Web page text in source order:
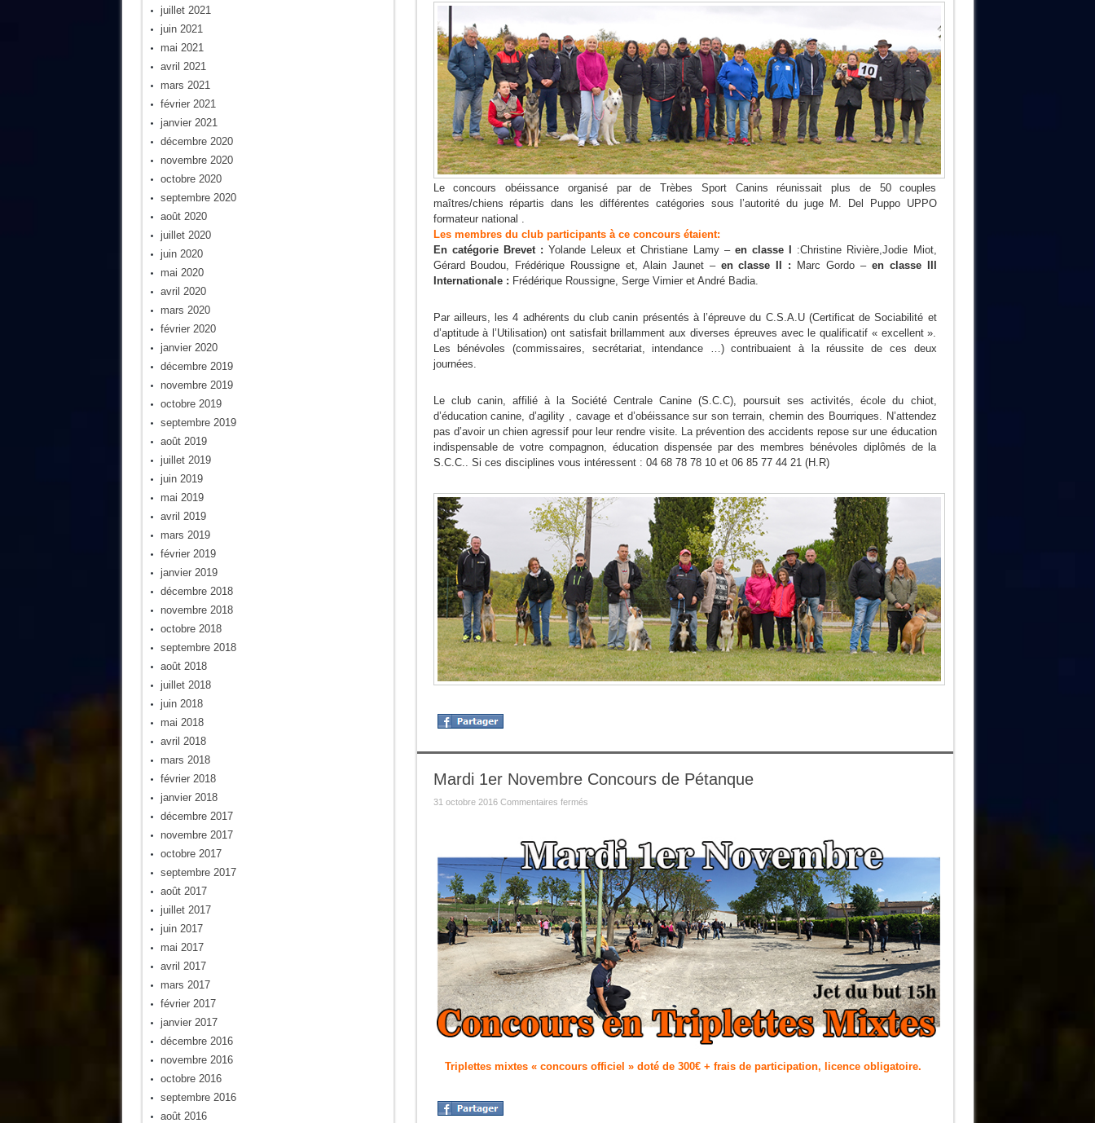
Concours
Le concours obéissance organisé par de Trèbes Sport Canins réunissait plus de 50 couples
maîtres/chiens répartis dans les différentes catégories sous l’autorité du juge M. Del Puppo UPPO
formateur national .
Les membres du club participants à ce concours étaient:
En catégorie Brevet : Yolande Leleux et Christiane Lamy – en classe I
:Christine Rivière,Jodie Miot,
Gérard Boudou, Frédérique Roussigne et, Alain Jaunet – en classe II : Marc Gordo – en classe III
Internationale : Frédérique Roussigne, Serge Vimier et André Badia.
Par ailleurs, les 4 adhérents du club canin présentés à l’épreuve du C.S.A.U (Certificat de Sociabilité et
d’aptitude à l’Utilisation) ont satisfait brillamment aux diverses épreuves avec le qualificatif « excellent ».
Les bénévoles (commissaires, secrétariat, intendance …) contribuaient à la réussite de ces deux
journées.
Le club canin, affilié à la Société Centrale Canine (S.C.C), poursuit ses activités, école du chiot,
d’éducation canine, d’agility , cavage et d’obéissance sur son terrain, chemin des Bourriques. N’attendez
pas d’avoir un chien agressif pour leur rendre visite. La prévention des accidents repose sur une éducation
indispensable de votre compagnon, éducation dispensée par des membres bénévoles diplômés de la
S.C.C.. Si ces disciplines vous intéressent : 04 68 78 78 10 et 06 85 77 44 21 (H.R)
Mardi 1er Novembre Concours de Pétanque
31 octobre 2016 Commentaires ferméssur
Concours
de
Pétanque
Triplettes mixtes « concours officiel » doté de 300€ + frais de participation, licence obligatoire.
juillet 2021
juin 2021
mai 2021
avril 2021
mars 2021
février 2021
janvier 2021
décembre 2020
novembre 2020
octobre 2020
septembre 2020
août 2020
juillet 2020
juin 2020
mai 2020
avril 2020
mars 2020
février 2020
janvier 2020
décembre 2019
novembre 2019
octobre 2019
septembre 2019
août 2019
juillet 2019
juin 2019
mai 2019
avril 2019
mars 2019
février 2019
janvier 2019
décembre 2018
novembre 2018
octobre 2018
septembre 2018
août 2018
juillet 2018
juin 2018
mai 2018
avril 2018
mars 2018
février 2018
janvier 2018
décembre 2017
novembre 2017
octobre 2017
septembre 2017
août 2017
juillet 2017
juin 2017
mai 2017
avril 2017
mars 2017
février 2017
janvier 2017
décembre 2016
novembre 2016
octobre 2016
septembre 2016
août 2016